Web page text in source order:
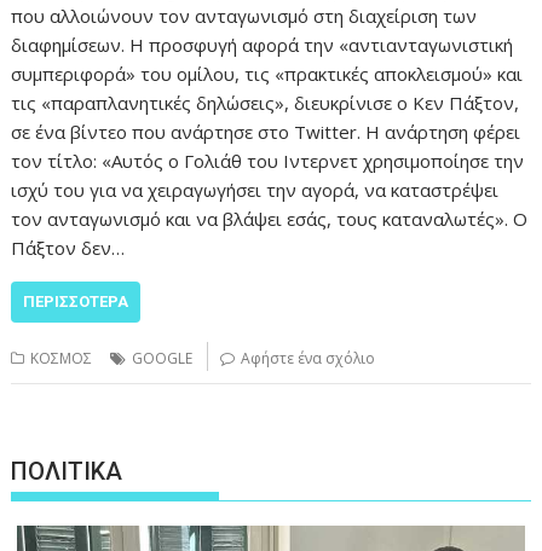
που αλλοιώνουν τον ανταγωνισμό στη διαχείριση των
διαφημίσεων. Η προσφυγή αφορά την «αντιανταγωνιστική
συμπεριφορά» του ομίλου, τις «πρακτικές αποκλεισμού» και
τις «παραπλανητικές δηλώσεις», διευκρίνισε ο Κεν Πάξτον,
σε ένα βίντεο που ανάρτησε στο Twitter. Η ανάρτηση φέρει
τον τίτλο: «Αυτός ο Γολιάθ του Ιντερνετ χρησιμοποίησε την
ισχύ του για να χειραγωγήσει την αγορά, να καταστρέψει
τον ανταγωνισμό και να βλάψει εσάς, τους καταναλωτές». Ο
Πάξτον δεν…
ΠΕΡΙΣΣΌΤΕΡΑ
ΚΟΣΜΟΣ GOOGLE Αφήστε ένα σχόλιο
ΠΟΛΙΤΙΚΑ